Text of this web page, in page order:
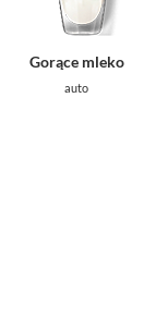
Gorące mleko
auto